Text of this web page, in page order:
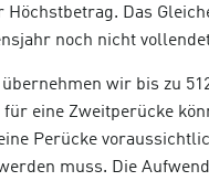
Höchstbetrag. Das
noch nicht
wir bis zu
eine Zweitperücke
Perücke
muss. Die